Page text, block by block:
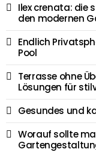
Ilex crenata: die
den modernen
Endlich
Pool
Terrasse ohne
Lösungen für
Gesundes und
Worauf sollte